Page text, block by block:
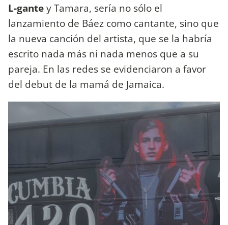
L-gantey Tamara, sería no sólo el
lanzamiento de Báez como cantante, sino que
la nueva canción del artista, que se la habría
escrito nada más ni nada menos que a su
pareja. En las redes se evidenciaron a favor
del debut de la mamá de Jamaica.